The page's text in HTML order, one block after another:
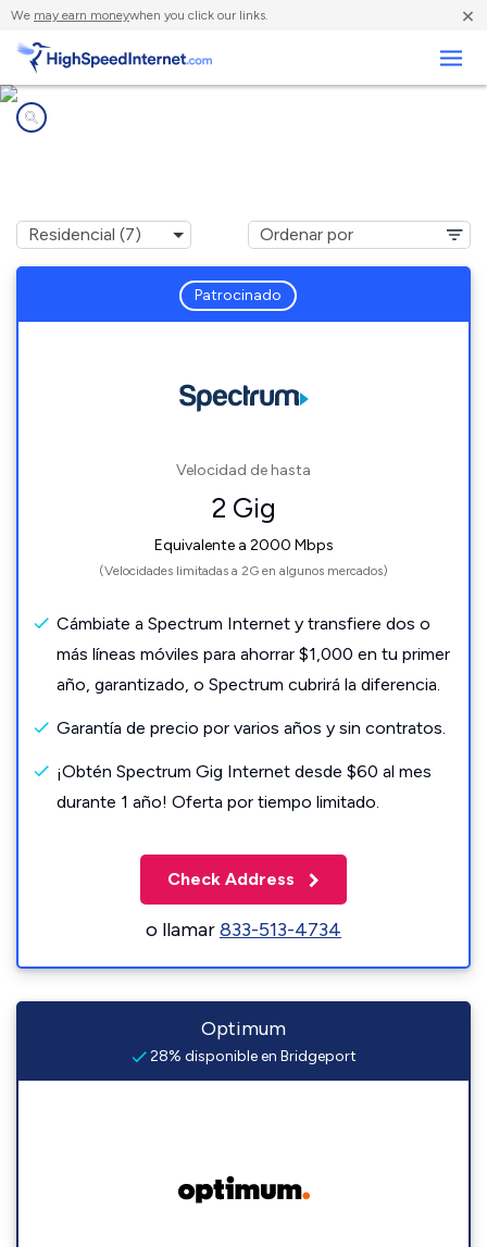
We may earn moneywhen you click our links. ×
Patrocinado
Velocidad de hasta
2 Gig
Equivalente a 2000 Mbps
(Velocidades limitadas a 2G en algunos mercados)
Cámbiate a Spectrum Internet y transfiere dos o
más líneas móviles para ahorrar $1,000 en tu primer
año, garantizado, o Spectrum cubrirá la diferencia.
Garantía de precio por varios años y sin contratos.
¡Obtén Spectrum Gig Internet desde $60 al mes
durante 1 año! Oferta por tiempo limitado.
Check Address
o llamar833-513-4734
Optimum
28% disponible en Bridgeport